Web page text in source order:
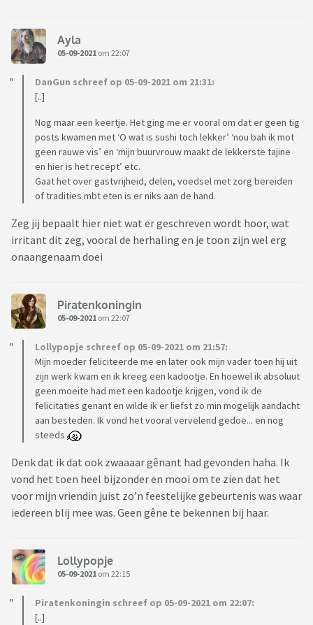
Ayla
05-09-2021 om 22:07
DanGun schreef op 05-09-2021 om 21:31:
[..]
Nog maar een keertje. Het ging me er vooral om dat er geen tig
posts kwamen met ‘O wat is sushi toch lekker’ ‘nou bah ik mot
geen rauwe vis’ en ‘mijn buurvrouw maakt de lekkerste tajine
en hier is het recept’ etc.
Gaat het over gastvrijheid, delen, voedsel met zorg bereiden
of tradities mbt eten is er niks aan de hand.
Zeg jij bepaalt hier niet wat er geschreven wordt hoor, wat
irritant dit zeg, vooral de herhaling en je toon zijn wel erg
onaangenaam doei
Piratenkoningin
05-09-2021 om 22:07
Lollypopje schreef op 05-09-2021 om 21:57:
Mijn moeder feliciteerde me en later ook mijn vader toen hij uit
zijn werk kwam en ik kreeg een kadootje. En hoewel ik absoluut
geen moeite had met een kadootje krijgen, vond ik de
felicitaties genant en wilde ik er liefst zo min mogelijk aandacht
aan besteden. Ik vond het vooral vervelend gedoe... en nog
steeds
Denk dat ik dat ook zwaaaar gênant had gevonden haha. Ik
vond het toen heel bijzonder en mooi om te zien dat het
voor mijn vriendin juist zo’n feestelijke gebeurtenis was waar
iedereen blij mee was. Geen gêne te bekennen bij haar.
Lollypopje
05-09-2021 om 22:15
Piratenkoningin schreef op 05-09-2021 om 22:07:
[..]